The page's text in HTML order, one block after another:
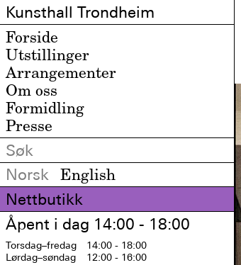
Kunsthall Trondheim
Forside
Utstillinger
Arrangementer
Om oss
Formidling
Presse
Norsk
English
Nettbutikk
Åpent i dag 14:00 - 18:00
Torsdag–fredag
14:00 - 18:00
Lørdag–søndag 12:00 - 16:00